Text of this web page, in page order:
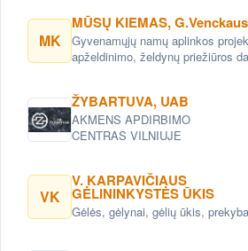
vienmetėmis ir daugiametėmis
vandens lelijomis, vandens
Tvenkinukų ir ekotvenkinių
MK
MŪSŲ KIEMAS,
Gyvenamųjų namų aplinkos
apželdinimo, želdynų priežiūros
ŽYBARTUVA, UAB
AKMENS APDIRBIMO
CENTRAS VILNIUJE
VK
V. KARPAVIČIAUS
GĖLININKYSTĖS ŪKIS
Gėlės, gėlynai, gėlių ūkis,